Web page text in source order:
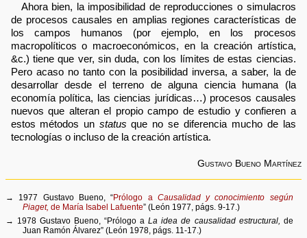
Ahora bien, la imposibilidad de reproducciones o simulacros
de procesos causales en amplias regiones características de
los campos humanos (por ejemplo, en los procesos
macropolíticos o macroeconómicos, en la creación artística,
&c.) tiene que ver, sin duda, con los límites de estas ciencias.
Pero acaso no tanto con la posibilidad inversa, a saber, la de
desarrollar desde el terreno de alguna ciencia humana (la
economía política, las ciencias jurídicas…) procesos causales
nuevos que alteran el propio campo de estudio y confieren a
estos métodos un status que no se diferencia mucho de las
tecnologías o incluso de la creación artística.
Gustavo Bueno Martínez
→ 1977 Gustavo Bueno, “Prólogo a Causalidad y conocimiento según
Piaget, de María Isabel Lafuente” (León 1977, págs. 9-17.)
→ 1978 Gustavo Bueno, “Prólogo aLa idea de causalidad estructural, de
Juan Ramón Álvarez” (León 1978, págs. 11-17.)